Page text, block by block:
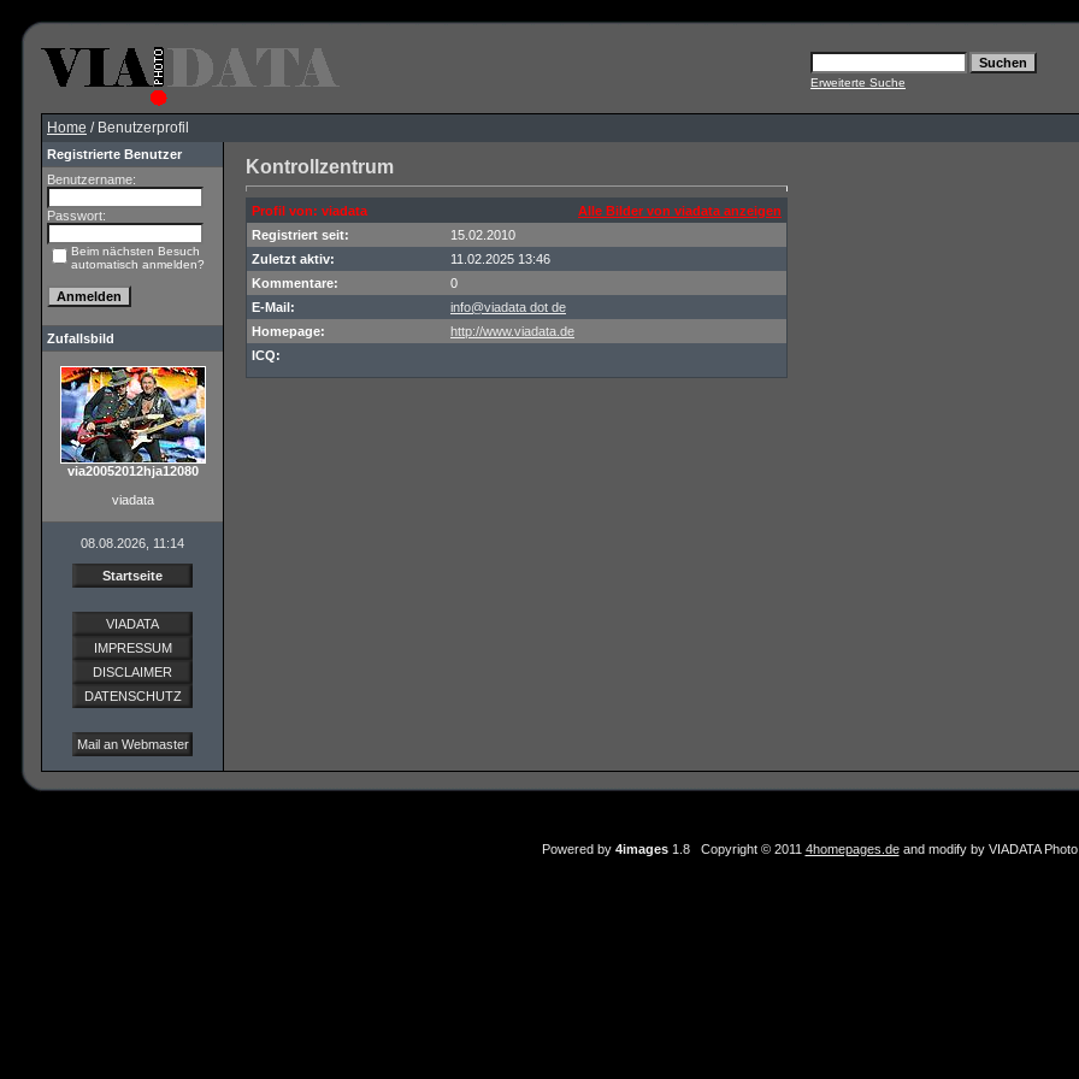
Erweiterte Suche
Home / Benutzerprofil
Registrierte Benutzer
Benutzername:
Passwort:
Beim nächsten Besuch
automatisch anmelden?
Zufallsbild
via20052012hja12080
viadata
08.08.2026, 11:14
Startseite
VIADATA
IMPRESSUM
DISCLAIMER
DATENSCHUTZ
Mail an Webmaster
Kontrollzentrum
Profil von: viadata
Alle Bilder von viadata anzeigen
Registriert seit:
15.02.2010
Zuletzt aktiv:
11.02.2025 13:46
Kommentare:
0
E-Mail:
info@viadata dot de
Homepage:
http://www.viadata.de
ICQ:
Powered by 4images1.8 Copyright © 2011 4homepages.deand modify by VIADATA Photo